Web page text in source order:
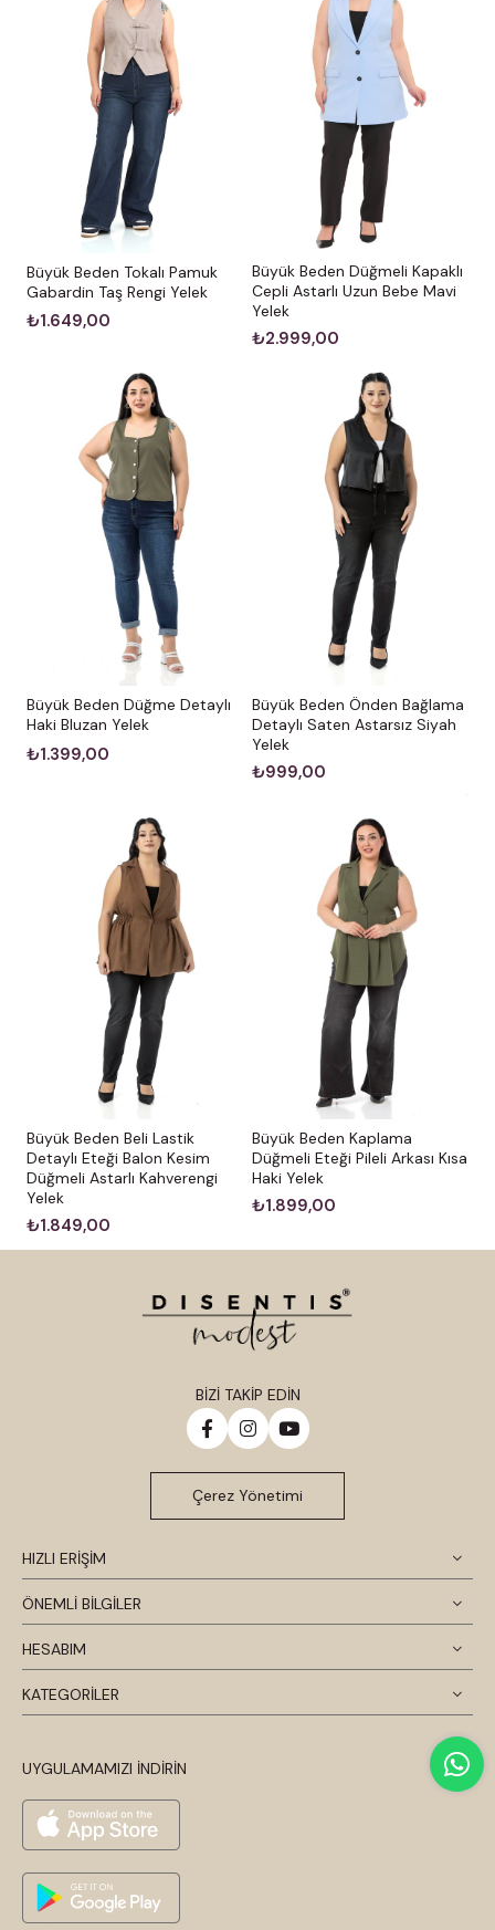
Büyük Beden Tokalı Pamuk
Gabardin Taş Rengi Yelek
₺1.649,00
Büyük Beden Düğmeli Kapaklı
Cepli Astarlı Uzun Bebe Mavi
Yelek
₺2.999,00
Büyük Beden Düğme Detaylı
Haki Bluzan Yelek
₺1.399,00
Büyük Beden Önden Bağlama
Detaylı Saten Astarsız Siyah
Yelek
₺999,00
Büyük Beden Beli Lastik
Detaylı Eteği Balon Kesim
Düğmeli Astarlı Kahverengi
Yelek
₺1.849,00
Büyük Beden Kaplama
Düğmeli Eteği Pileli Arkası Kısa
Haki Yelek
₺1.899,00
HIZLI ERİŞİM
ÖNEMLİ BİLGİLER
HESABIM
KATEGORİLER
UYGULAMAMIZI İNDİRİN
BİZİ TAKİP EDİN
Çerez Yönetimi